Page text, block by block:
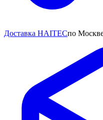
Доставка HAITECпо